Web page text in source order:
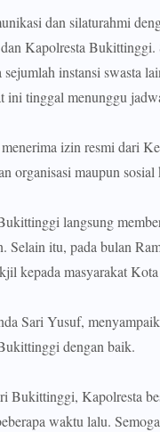
dan silaturahmi
Kapolresta
instansi swasta
ini tinggal menunggu
izin resmi dari
organisasi maupun sosial
langsung
itu, pada bulan
kepada masyarakat
Sari Yusuf,
dengan baik.
Bukittinggi, Kapolresta
waktu lalu.